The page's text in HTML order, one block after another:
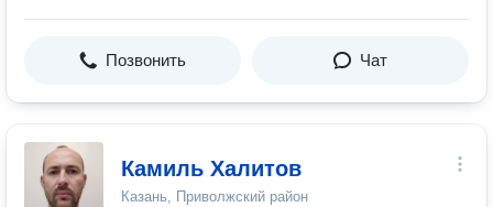
Позвонить Чат
Камиль Халитов
Казань, Приволжский район